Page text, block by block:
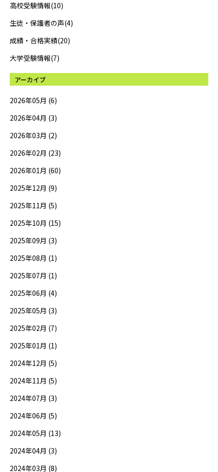
高校受験情報(10)
生徒・保護者の声(4)
成績・合格実績(20)
大学受験情報(7)
アーカイブ
2026年05月 (6)
2026年04月 (3)
2026年03月 (2)
2026年02月 (23)
2026年01月 (60)
2025年12月 (9)
2025年11月 (5)
2025年10月 (15)
2025年09月 (3)
2025年08月 (1)
2025年07月 (1)
2025年06月 (4)
2025年05月 (3)
2025年02月 (7)
2025年01月 (1)
2024年12月 (5)
2024年11月 (5)
2024年07月 (3)
2024年06月 (5)
2024年05月 (13)
2024年04月 (3)
2024年03月 (8)